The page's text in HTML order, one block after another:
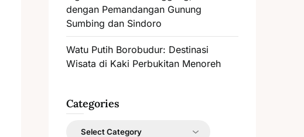
dengan Pemandangan Gunung
Sumbing dan Sindoro
Watu Putih Borobudur: Destinasi
Wisata di Kaki Perbukitan Menoreh
Categories
Categories